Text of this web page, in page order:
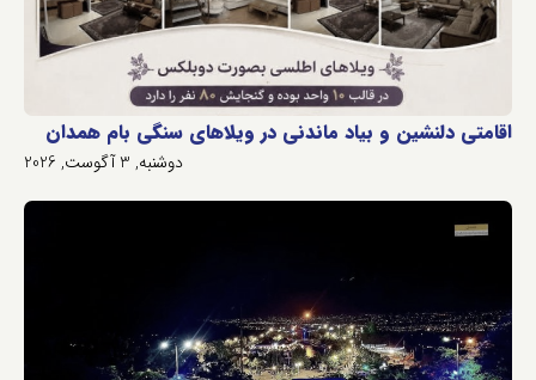
اقامتی دلنشین و بیاد ماندنی در ویلاهای سنگی بام همدان
دوشنبه, 3 آگوست, 2026